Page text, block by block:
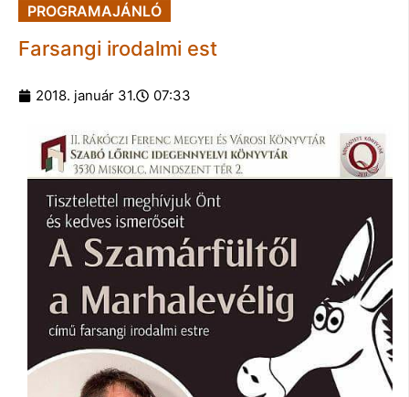
PROGRAMAJÁNLÓ
Farsangi irodalmi est
2018. január 31. 07:33